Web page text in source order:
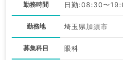
勤務時間 日勤:08:30〜
勤務地 埼玉県加須市
募集科目 眼科